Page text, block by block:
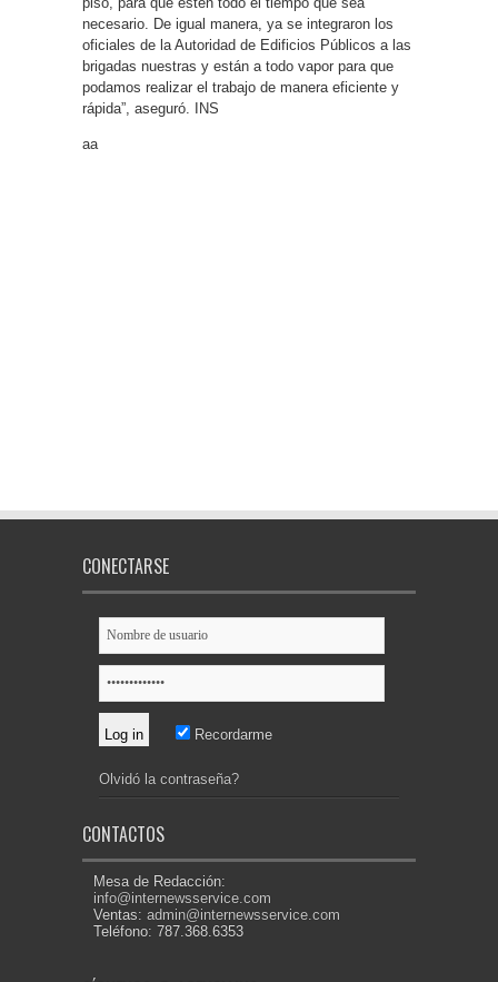
necesario. De igual manera, ya se integraron los
oficiales de la Autoridad de Edificios Públicos a las
brigadas nuestras y están a todo vapor para que
podamos realizar el trabajo de manera eficiente y
rápida”, aseguró. INS
aa
CONECTARSE
Recordarme
Olvidó la contraseña?
CONTACTOS
Mesa de Redacción:
info@internewsservice.com
Ventas: admin@internewsservice.com
Teléfono: 787.368.6353